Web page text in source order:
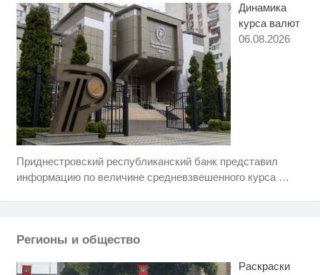
Динамика
курса валют
06.08.2026
Приднестровский республиканский банк представил
информацию по величине средневзвешенного курса …
Регионы и общество
Раскраски
i
Никогда не храните огурцы в
маленький секрет
Этот танец невесты оставит вас
Смолов призвал российских